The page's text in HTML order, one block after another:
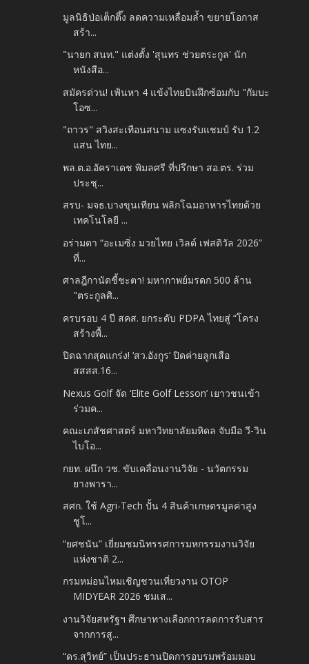
มูลนิธิป่อเต็กตึ๊ง ลดความเหลื่อมล้ำ ขยายโอกาส
สร้า...
"นายก สนท." แต่งตั้ง 'สุนทร ช่วยตระกูล' นัก
หนังสือ...
สมัครด่วน! เฟ้นหา 4 แข้งไทยบินฝึกซ้อมกับ "กัมบะ
โอซ...
"ถาวร" สวิงสะเทือนสนาม แซงรับแชมป์ รับ 1.2
แสน ไทย...
พล.ต.อ.อัคราเดช พิมลศรี ที่ปรึกษา สอ.ตร. ร่วม
ประชุ...
สรบ- มจธ.บางขุนเทียน พลิกโฉมอาหารไทยด้วย
เทคโนโลยี ...
อร่ามตา “อะเมซิ่ง มวยไทย เวิลด์ เฟสติวัล 2026”
ที่...
ศาลฎีกานัดชี้ชะตา! มหากาพย์มรดก 500 ล้าน
"ตระกูลศิ...
ครบรอบ 4 ปี สคส. ยกระดับ PDPA ไทยสู่ “โครง
สร้างพื้...
ปิดฉากสุดแกร่ง! ‘สว.อังกูร‘ ปิดค่ายลูกเสือ
สสสส.16...
Nexus Golf จัด ‘Elite Golf Lesson’ เยาวชนเข้า
ร่วมค...
คณะเภสัชศาสตร์ มหาวิทยาลัยมหิดล จับมือ วี-วิน
ไบโอ...
กยท. ผนึก วช. ขับเคลื่อนงานวิจัย - นวัตกรรม
ยางพารา...
สศก. ใช้ Agri-Tech ปั้น 4 สินค้าเกษตรมูลค่าสูง
ชูโ...
“ยศชนัน” เยี่ยมชมนิทรรศการมหกรรมงานวิจัย
แห่งชาติ 2...
กรมหม่อนไหมเชิญชวนเที่ยวงาน OTOP
MIDYEAR 2026 ชมเส...
งานวิจัยสหรัฐฯ ศึกษาทางเลือกการลดการรับสาร
จากการสู...
“ดร.สุวิทย์” เป็นประธานปิดการอบรมพร้อมมอบ